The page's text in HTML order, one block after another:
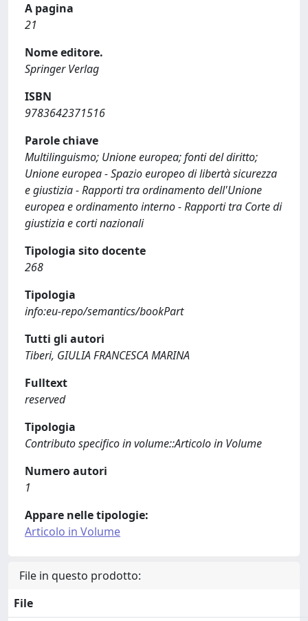
A pagina
21
Nome editore.
Springer Verlag
ISBN
9783642371516
Parole chiave
Multilinguismo; Unione europea; fonti del diritto;
Unione europea - Spazio europeo di libertà sicurezza
e giustizia - Rapporti tra ordinamento dell'Unione
europea e ordinamento interno - Rapporti tra Corte di
giustizia e corti nazionali
Tipologia sito docente
268
Tipologia
info:eu-repo/semantics/bookPart
Tutti gli autori
Tiberi, GIULIA FRANCESCA MARINA
Fulltext
reserved
Tipologia
Contributo specifico in volume::Articolo in Volume
Numero autori
1
Appare nelle tipologie:
Articolo in Volume
File in questo prodotto:
File